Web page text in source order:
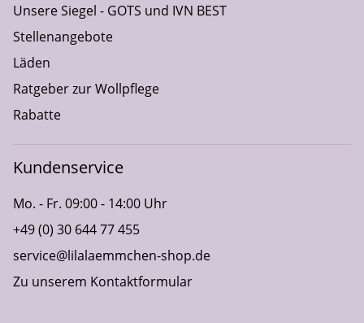
Unsere Siegel - GOTS und IVN BEST
Stellenangebote
Läden
Ratgeber zur Wollpflege
Rabatte
Kundenservice
Mo. - Fr. 09:00 - 14:00 Uhr
+49 (0) 30 644 77 455
service@lilalaemmchen-shop.de
Zu unserem Kontaktformular